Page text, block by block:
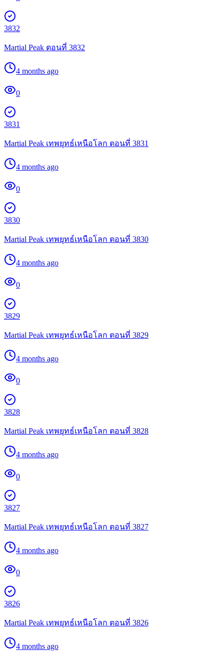
3832
Martial Peak ตอนที่ 3832
4 months ago
0
3831
Martial Peak เทพยุทธ์เหนือโลก ตอนที่ 3831
4 months ago
0
3830
Martial Peak เทพยุทธ์เหนือโลก ตอนที่ 3830
4 months ago
0
3829
Martial Peak เทพยุทธ์เหนือโลก ตอนที่ 3829
4 months ago
0
3828
Martial Peak เทพยุทธ์เหนือโลก ตอนที่ 3828
4 months ago
0
3827
Martial Peak เทพยุทธ์เหนือโลก ตอนที่ 3827
4 months ago
0
3826
Martial Peak เทพยุทธ์เหนือโลก ตอนที่ 3826
4 months ago